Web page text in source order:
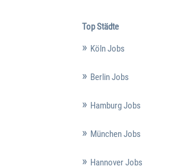
Top Städte
Köln Jobs
Berlin Jobs
Hamburg Jobs
München Jobs
Hannover Jobs